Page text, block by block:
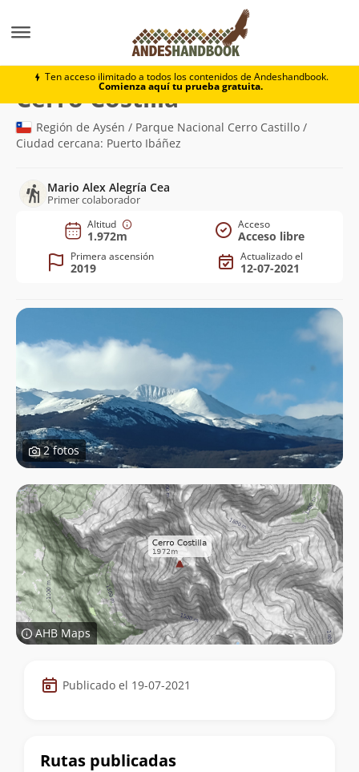
Ten acceso ilimitado a todos los contenidos de Andeshandbook.
Comienza aquí tu prueba gratuita.
Cerro Costilla
Cerro Costilla(1.972m)
Región de Aysén / Parque Nacional Cerro Castillo /
Ciudad cercana: Puerto Ibáñez
Mario Alex Alegría Cea
Primer colaborador
Altitud
1.972m
Acceso
Acceso libre
Primera ascensión
2019
Actualizado el
12-07-2021
2 fotos
AHB Maps
Datos
de
cumbre
Publicado el 19-07-2021
Rutas publicadas